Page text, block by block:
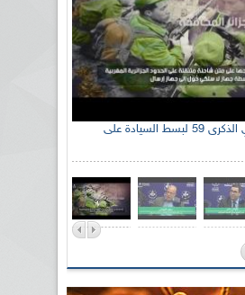
الإذاعة الجزائرية تحي الذكرى 59 لبسط السيادة على